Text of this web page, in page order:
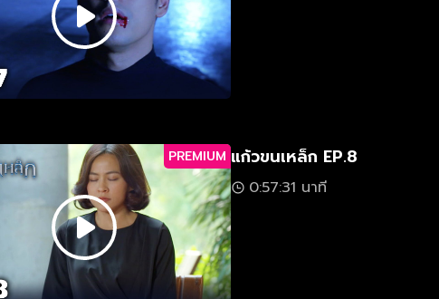
PREMIUM แก้วขนเหล็ก EP.8
0:57:31 นาที